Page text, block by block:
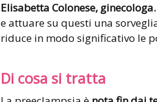
Elisabetta Colonese, ginecologa.
e attuare su questi una
riduce in modo significativo le
Di cosa si tratta